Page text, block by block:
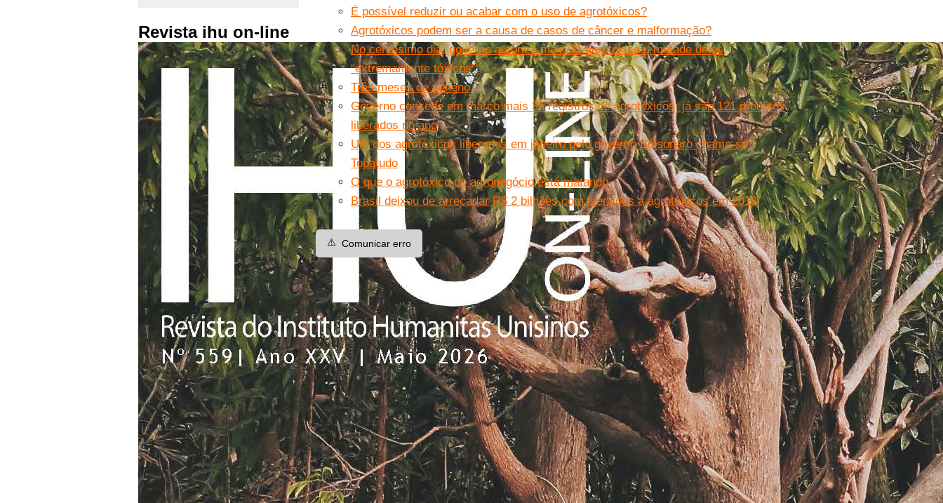
Revista ihu on-line
É possível reduzir ou acabar com o uso de agrotóxicos?
Agrotóxicos podem ser a causa de casos de câncer e malformação?
No centésimo dia, governo autoriza mais 31 agrotóxicos; metade deles,
“extremamente tóxicos”
Três meses de veneno
Governo concede em março mais 35 registros de agrotóxicos; já são 121 produtos
liberados no ano
Um dos agrotóxicos liberados em janeiro pelo governo Bolsonaro chama-se
Topatudo
O que o agrotóxico do agronegócio está matando
Brasil deixou de arrecadar R$ 2 bilhões com isenções a agrotóxicos em 2018
⚠️ Comunicar erro